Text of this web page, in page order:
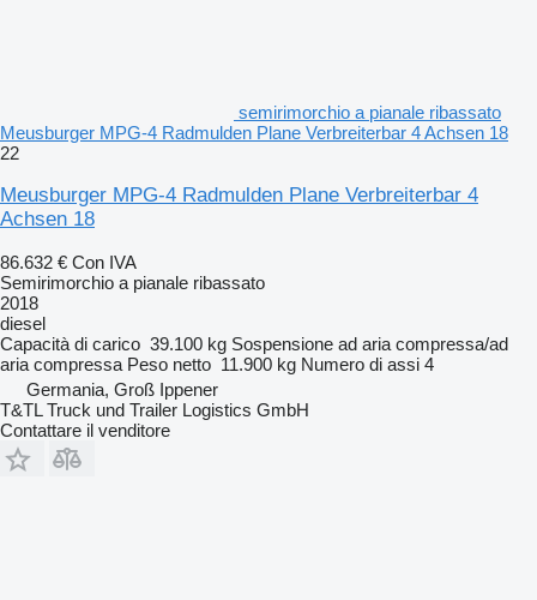
semirimorchio a pianale ribassato
Meusburger MPG-4 Radmulden Plane Verbreiterbar 4 Achsen 18
22
Meusburger MPG-4 Radmulden Plane Verbreiterbar 4
Achsen 18
86.632 € Con IVA
Semirimorchio a pianale ribassato
2018
diesel
Capacità di carico 39.100 kg Sospensione ad aria compressa/ad
aria compressa Peso netto 11.900 kg Numero di assi 4
Germania, Groß Ippener
T&TL Truck und Trailer Logistics GmbH
Contattare il venditore